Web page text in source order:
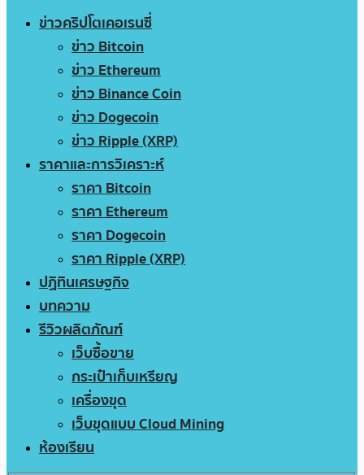
ข่าวคริปโตเคอเรนซี่
ข่าว Bitcoin
ข่าว Ethereum
ข่าว Binance Coin
ข่าว Dogecoin
ข่าว Ripple (XRP)
ราคาและการวิเคราะห์
ราคา Bitcoin
ราคา Ethereum
ราคา Dogecoin
ราคา Ripple (XRP)
ปฏิทินเศรษฐกิจ
บทความ
รีวิวผลิตภัณฑ์
เว็บซื้อขาย
กระเป๋าเก็บเหรียญ
เครื่องขุด
เว็บขุดแบบ Cloud Mining
ห้องเรียน